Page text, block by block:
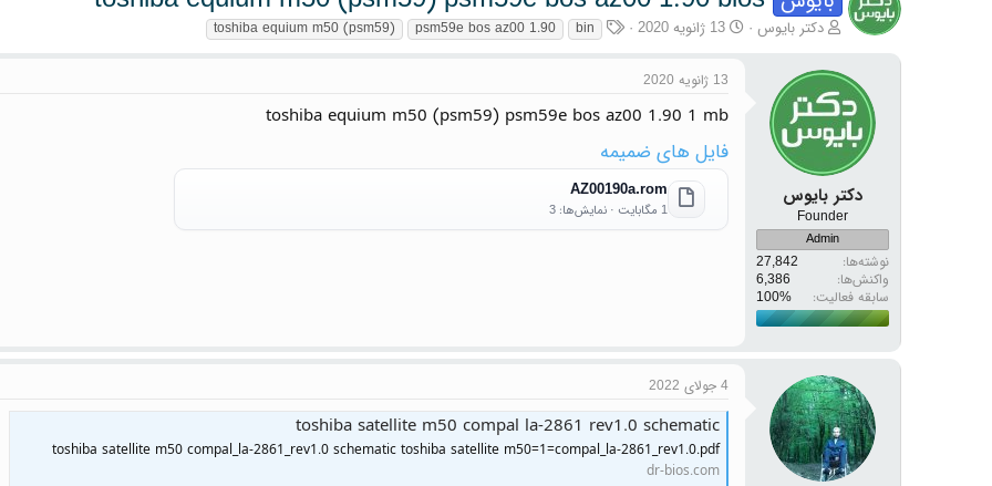
آغازگر گفتمان
دکتر بایوس تاریخ شروع
13 ژانویه 2020 برچسب‌ها
bin
psm59e bos az00 1.90
toshiba equium m50 (psm59)
دکتر بایوس
Founder
Admin
نوشته‌ها
27,842
واکنش‌ها
6,386
سابقه فعالیت:
13 ژانویه 2020
toshiba equium m50 (psm59) psm59e bos az00 1.90 1 mb
فایل های ضمیمه
AZ00190a.rom
1 مگابایت · نمایش‌ها: 3
4 جولای 2022
toshiba satellite m50 compal la-2861 rev1.0 schematic
toshiba satellite m50 compal_la-2861_rev1.0 schematic toshiba satellite m50=1=compal_la-2861_rev1.0.pdf
dr-bios.com